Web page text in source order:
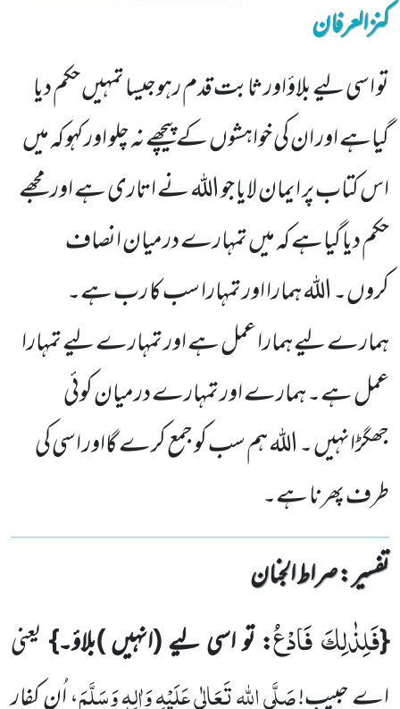
کنزالعرفان
تو اسی لیے بلاؤاور ثابت قدم رہوجیسا تمہیں حکم دیا
گیاہے اور ان کی خواہشوں کے پیچھے نہ چلو اور کہو کہ میں
اس کتاب پر ایمان لایا جو اللہ نے اتاری ہے اور مجھے
حکم دیا گیاہے کہ میں تمہارے درمیان انصاف
کروں۔ اللہ ہمارا اور تمہارا سب کا رب ہے۔
ہمارے لیے ہمارا عمل ہے اور تمہارے لیے تمہارا
عمل ہے۔ ہمارے اور تمہارے درمیان کوئی
جھگڑانہیں ۔ اللہ ہم سب کو جمع کرے گااور اسی کی
طرف پھرنا ہے۔
تفسیر : ‎صراط الجنان
{فَلِذٰلِكَ فَادْعُ: تو اسی لیے(انہیں )بلاؤ۔} یعنی
اے حبیب!صَلَّی اللہ تَعَالٰی عَلَیْہِ وَاٰلِہٖ وَسَلَّمَ، اُن کفار